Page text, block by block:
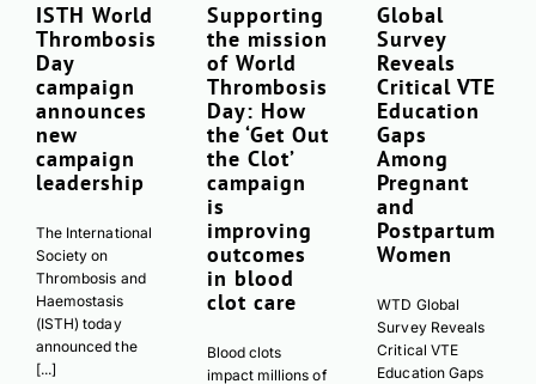
ISTH World
Thrombosis
Day
campaign
announces
new
campaign
leadership
The International
Society on
Thrombosis and
Haemostasis
(ISTH) today
announced the
[...]
Supporting
the mission
of World
Thrombosis
Day: How
the ‘Get Out
the Clot’
campaign
is
improving
outcomes
in blood
clot care
Blood clots
impact millions of
Global
Survey
Reveals
Critical VTE
Education
Gaps
Among
Pregnant
and
Postpartum
Women
WTD Global
Survey Reveals
Critical VTE
Education Gaps